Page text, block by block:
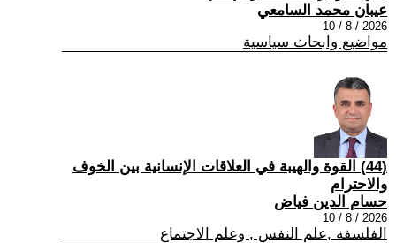
عيبان محمد السامعي
2026 / 8 / 10
مواضيع وابحاث سياسية
(44) القوة والهيبة في العلاقات الإنسانية بين الخوف
والاحترام
حسام الدين فياض
2026 / 8 / 10
الفلسفة ,علم النفس , وعلم الاجتماع